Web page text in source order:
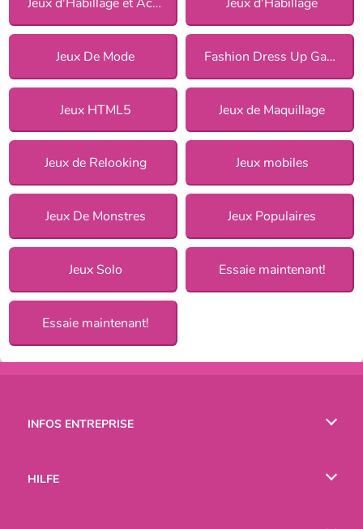
Jeux De Mode Fashion Dress Up Games
Jeux HTML5 Jeux de Maquillage
Jeux de Relooking Jeux mobiles
Jeux De Monstres Jeux Populaires
Jeux Solo Essaie maintenant!
Essaie maintenant!
INFOS ENTREPRISE
HILFE